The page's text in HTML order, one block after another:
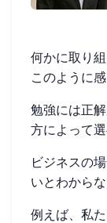
何かに取り
このように
勉強には正
方によって選
ビジネスの
いとわから
例えば、私